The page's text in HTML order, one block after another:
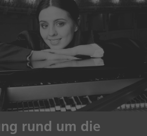
rund um die